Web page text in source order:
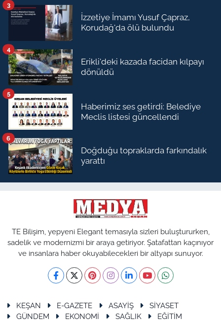
İzzetiye İmamı Yusuf Çapraz,
Korudağ'da ölü bulundu
3
Erikli'deki kazada facidan kılpayı
dönüldü
4
Haberimiz ses getirdi: Belediye
Meclis listesi güncellendi
5
Doğduğu topraklarda farkındalık
yarattı
6
TE Bilişim, yepyeni Elegant temasıyla sizleri buluştururken,
sadelik ve modernizmi bir araya getiriyor. Şatafattan kaçınıyor
ve insanlara haber okuyabilecekleri bir altyapı sunuyor.
KEŞAN E-GAZETE ASAYİŞ
SİYASET
GÜNDEM
EKONOMİ SAĞLIK EĞİTİM